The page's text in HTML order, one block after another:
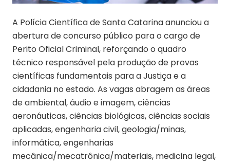
A Polícia Científica de Santa Catarina anunciou a
abertura de concurso público para o cargo de
Perito Oficial Criminal, reforçando o quadro
técnico responsável pela produção de provas
científicas fundamentais para a Justiça e a
cidadania no estado. As vagas abragem as áreas
de ambiental, áudio e imagem, ciências
aeronáuticas, ciências biológicas, ciências sociais
aplicadas, engenharia civil, geologia/minas,
informática, engenharias
mecânica/mecatrônica/materiais, medicina legal,